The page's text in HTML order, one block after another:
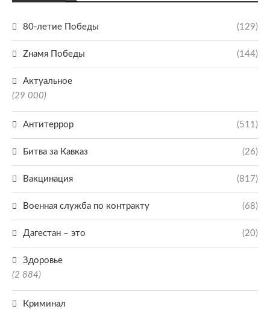
80-летие Победы (129)
Zнамя Победы (144)
Актуальное
(29 000)
Антитеррор (511)
Битва за Кавказ (26)
Вакцинация (817)
Военная служба по контракту (68)
Дагестан – это (20)
Здоровье
(2 884)
Криминал